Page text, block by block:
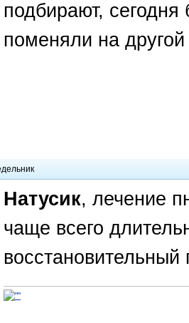
подбирают,
поменяли на другой
Натусик, лечение
чаще всего